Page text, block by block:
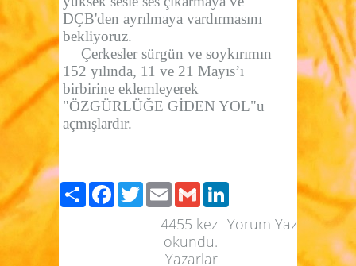
DÇB'den ayrılmaya vardırmasını
bekliyoruz.
Çerkesler sürgün ve soykırımın
152 yılında, 11 ve 21 Mayıs’ı
birbirine eklemleyerek
"ÖZGÜRLÜĞE GİDEN YOL"u
açmışlardır.
PaylaşFacebook
TwitterEmailGmail
Yorum Yaz
4455 kez
okundu.
Yazarlar